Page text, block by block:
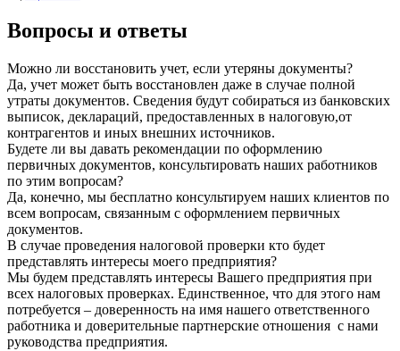
Вопросы и ответы
Можно ли восстановить учет, если утеряны документы?
Да, учет может быть восстановлен даже в случае полной
утраты документов. Сведения будут собираться из банковских
выписок, деклараций, предоставленных в налоговую,от
контрагентов и иных внешних источников.
Будете ли вы давать рекомендации по оформлению
первичных документов, консультировать наших работников
по этим вопросам?
Да, конечно, мы бесплатно консультируем наших клиентов по
всем вопросам, связанным с оформлением первичных
документов.
В случае проведения налоговой проверки кто будет
представлять интересы моего предприятия?
Мы будем представлять интересы Вашего предприятия при
всех налоговых проверках. Единственное, что для этого нам
потребуется – доверенность на имя нашего ответственного
работника и доверительные партнерские отношения с нами
руководства предприятия.